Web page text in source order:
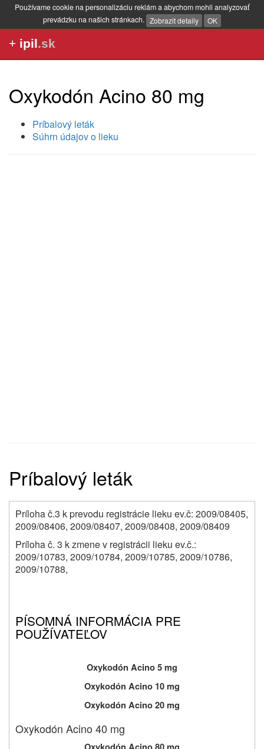
Používame cookie na personalizáciu reklám a abychom mohli analyzovať
prevádzku na našich stránkach. Zobrazit detaily OK
+ ipil.sk
Oxykodón Acino 80 mg
Príbalový leták
Súhrn údajov o lieku
Príbalový leták
Príloha č.3 k prevodu registrácie lieku ev.č: 2009/08405,
2009/08406, 2009/08407, 2009/08408, 2009/08409
Príloha č. 3 k zmene v registrácii lieku ev.č.:
2009/10783, 2009/10784, 2009/10785, 2009/10786,
2009/10788,
PÍSOMNÁ INFORMÁCIA PRE
POUŽÍVATEĽOV
Oxykodón Acino 5 mg
Oxykodón Acino 10 mg
Oxykodón Acino 20 mg
Oxykodón Acino 40 mg